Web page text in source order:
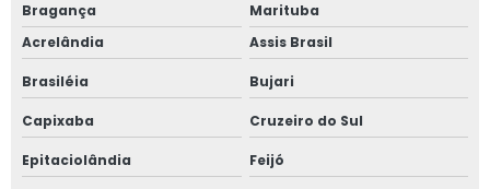
Bragança
Marituba
Acrelândia
Assis Brasil
Brasiléia Bujari
Capixaba Cruzeiro do Sul
Epitaciolândia Feijó